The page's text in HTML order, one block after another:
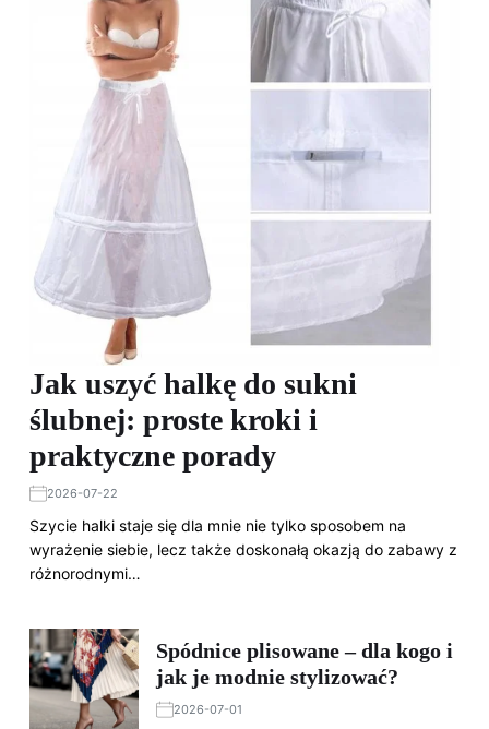
Jak uszyć halkę do sukni
ślubnej: proste kroki i
praktyczne porady
2026-07-22
Szycie halki staje się dla mnie nie tylko sposobem na
wyrażenie siebie, lecz także doskonałą okazją do zabawy z
różnorodnymi…
Spódnice plisowane – dla kogo i
jak je modnie stylizować?
2026-07-01